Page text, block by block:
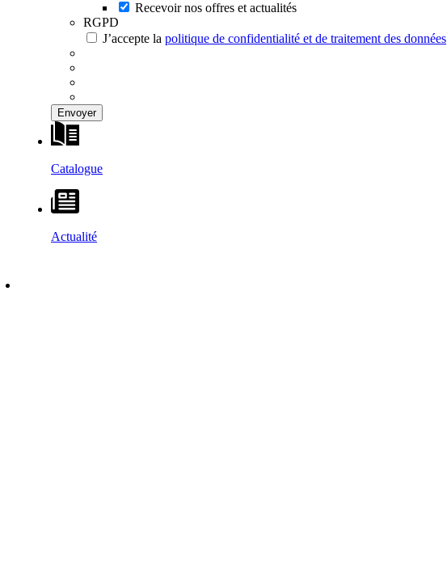
Recevoir nos offres et actualités
RGPD
J’accepte la politique de confidentialité et de traitement des données
Catalogue
Actualité